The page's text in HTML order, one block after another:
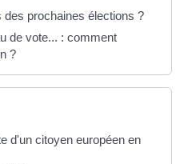
prochaines élections ?
de vote... : comment
?
d'un citoyen européen en